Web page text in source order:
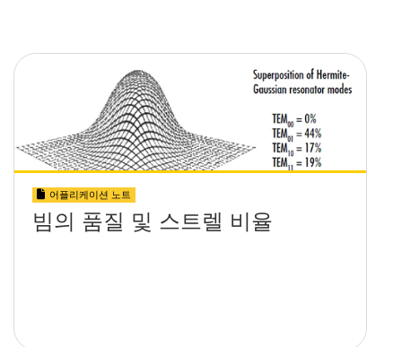
어플리케이션 노트
빔의 품질 및 스트렐 비율